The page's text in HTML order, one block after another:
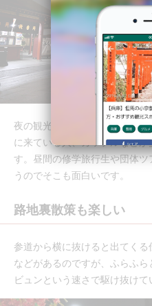
夜の観光客は、個人旅行と思
に来ている人、カップルなど
す。昼間の修学旅行生や団体
うのでそこも面白いです。
路地裏散策も楽しい
参道から横に抜けると出てく
などがあるのですが、ふらふ
ビュンという速さで駆け抜けて